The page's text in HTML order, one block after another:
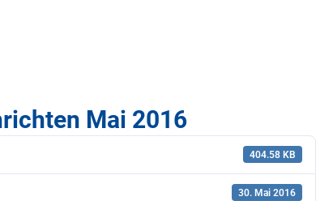
Mai 2016
404.58 KB
30. Mai 2016